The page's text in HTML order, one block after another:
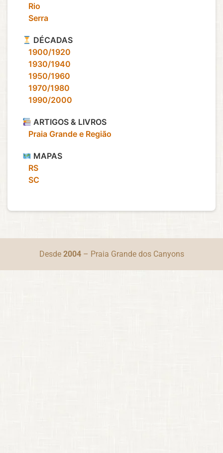
‎ ‎ ‎ Rio
‎ ‎ ‎ Serra
DÉCADAS
‎ ‎ ‎ 1900/1920
‎ ‎ ‎ 1930/1940
‎ ‎ ‎ 1950/1960
‎ ‎ ‎ 1970/1980
‎ ‎ ‎ 1990/2000
ARTIGOS & LIVROS
‎ ‎ ‎ Praia Grande e Região
MAPAS
‎ ‎ ‎ RS
‎ ‎ ‎ SC
Desde 2004– Praia Grande dos Canyons